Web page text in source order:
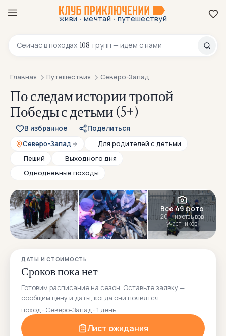
живи · мечтай · путешествуй
Сейчас в походах 108 групп — идём с нами
8 800 200-70-23
Главная Путешествия Северо-Запад
По следам истории тропой
Победы с детьми (5+)
В избранное
Поделиться
Северо-Запад
Для родителей с детьми
Пеший
Выходного дня
Однодневные походы
Все 49 фото
20 — из отзывов
участников
ДАТЫ И СТОИМОСТЬ
Сроков пока нет
Готовим расписание на сезон. Оставьте заявку —
сообщим цену и даты, когда они появятся.
поход · Северо-Запад · 1 день
Лист ожидания